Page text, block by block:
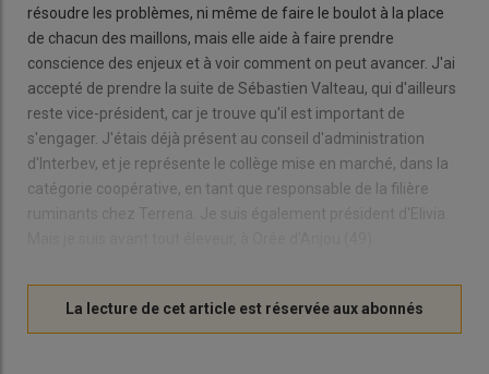
résoudre les problèmes, ni même de faire le boulot à la place
de chacun des maillons, mais elle aide à faire prendre
conscience des enjeux et à voir comment on peut avancer. J'ai
accepté de prendre la suite de Sébastien Valteau, qui d'ailleurs
reste vice-président, car je trouve qu'il est important de
s'engager. J'étais déjà présent au conseil d'administration
d'Interbev, et je représente le collège mise en marché, dans la
catégorie coopérative, en tant que responsable de la filière
ruminants chez Terrena. Je suis également président d'Elivia.